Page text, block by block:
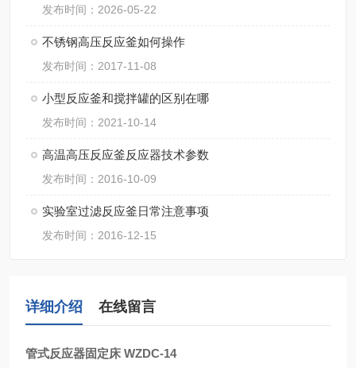
发布时间：2026-05-22
不锈钢高压反应釜如何操作
发布时间：2017-11-08
小型反应釜和搅拌罐的区别在哪
发布时间：2021-10-14
高温高压反应釜反应器技术参数
发布时间：2016-10-09
实验室过滤反应釜日常注意事项
发布时间：2016-12-15
详细介绍 在线留言
管式反应器固定床 WZDC-14